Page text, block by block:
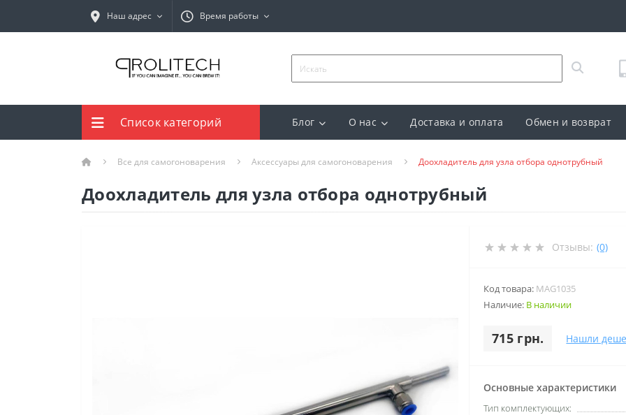
Наш адрес Время работы
Список категорий Блог О нас Доставка и оплата Обмен и возврат
Все для самогоноварения Аксессуары для самогоноварения Доохладитель для узла отбора однотрубный
Доохладитель для узла отбора однотрубный
Отзывы: (0)
Код товара: MAG1035
Наличие: В наличии
715 грн. Нашли
Основные характеристики
Тип комплектующих: